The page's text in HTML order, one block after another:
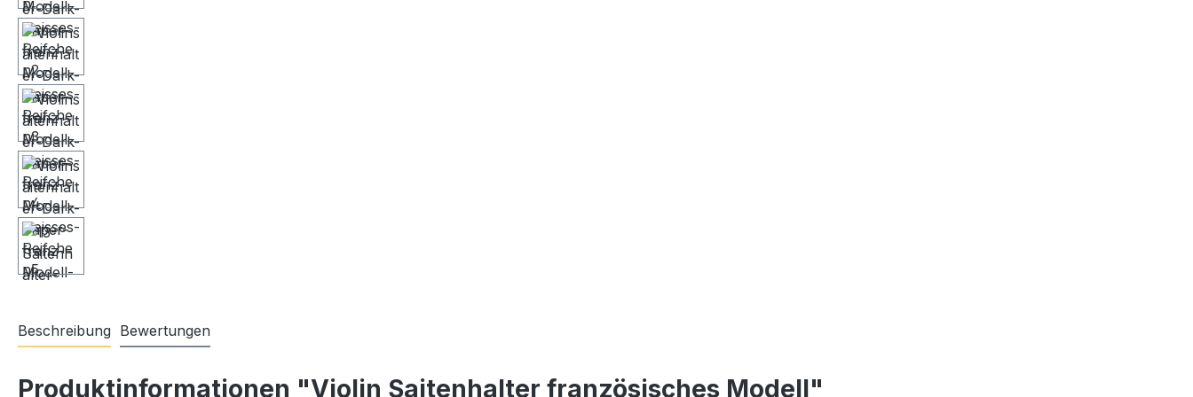
Beschreibung Bewertungen
Produktinformationen "Violin Saitenhalter französisches Modell"